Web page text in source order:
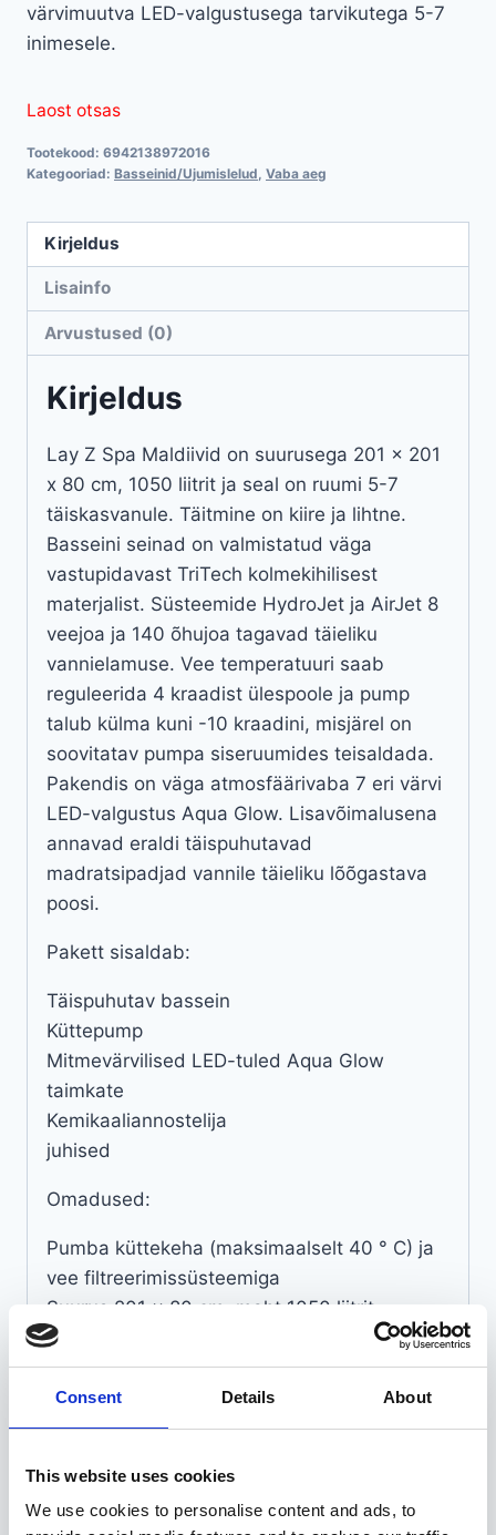
Consent Details About
This website uses cookies
We use cookies to personalise content and ads, to
värvimuutva LED-valgustusega tarvikutega 5-7
inimesele.
Laost otsas
Tootekood: 6942138972016
Kategooriad: Basseinid/Ujumislelud Vaba aeg
Kirjeldus
Lisainfo
Arvustused (0)
Kirjeldus
Lay Z Spa Maldiivid on suurusega 201 x 201
x 80 cm, 1050 liitrit ja seal on ruumi 5-7
täiskasvanule. Täitmine on kiire ja lihtne.
Basseini seinad on valmistatud väga
vastupidavast TriTech kolmekihilisest
materjalist. Süsteemide HydroJet ja AirJet 8
veejoa ja 140 õhujoa tagavad täieliku
vannielamuse. Vee temperatuuri saab
reguleerida 4 kraadist ülespoole ja pump
talub külma kuni -10 kraadini, misjärel on
soovitatav pumpa siseruumides teisaldada.
Pakendis on väga atmosfäärivaba 7 eri värvi
LED-valgustus Aqua Glow. Lisavõimalusena
annavad eraldi täispuhutavad
madratsipadjad vannile täieliku lõõgastava
poosi.
Pakett sisaldab:
Täispuhutav bassein
Küttepump
Mitmevärvilised LED-tuled Aqua Glow
taimkate
Kemikaaliannostelija
juhised
Omadused:
Pumba küttekeha (maksimaalselt 40 ° C) ja
vee filtreerimissüsteemiga
Suurus 201 x 80 cm, maht 1050 liitrit
Hydrojet ja AirJet süsteemid mullide
moodustamiseks ja massaažiks
Pehme isoleeritud põhi ja äravooluklapp
Kandvad käepidemed tühjana
Maapinna rikete tuvastamise süsteem
Lay-Z-Spa ClearSoft veepehmendussüsteem